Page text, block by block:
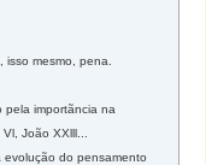
mesmo, pena.
pela importãncia na
João XXlll...
evolução do pensamento